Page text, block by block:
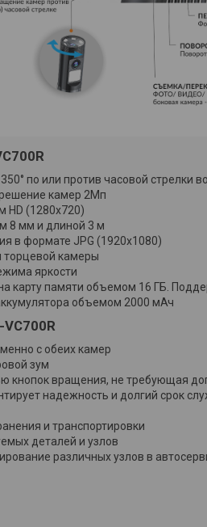
по или против часовой стрелки
камер 2Мп
HD (1280х720)
8 мм и длиной 3 м
в формате JPG (1920x1080)
торцевой камеры
яркости
карту памяти объемом 16 ГБ.
объемом 2000 мАч
с обеих камер
зум
кнопок вращения, не требующая
надежность и долгий срок
и транспортировки
деталей и узлов
различных узлов в